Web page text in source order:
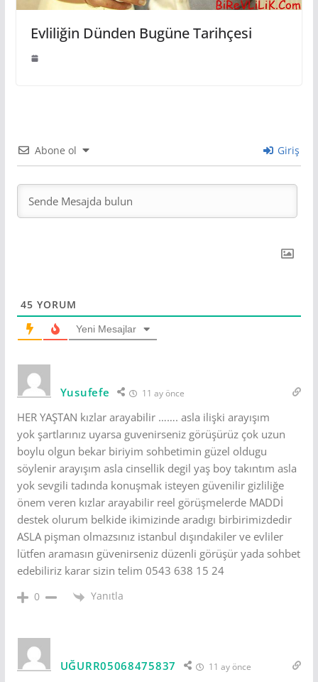
Evliliğin Dünden Bugüne Tarihçesi
Abone ol Giriş
45 YORUM
Yeni Mesajlar
Yusufefe 11 ay önce
HER YAŞTAN kızlar arayabilir ……. asla ilişki arayışım
yok şartlarınız uyarsa guvenirseniz görüşürüz çok uzun
boylu olgun bekar biriyim sohbetimin güzel oldugu
söylenir arayışım asla cinsellik degil yaş boy takıntım asla
yok sevgili tadında konuşmak isteyen güvenilir gizliliğe
önem veren kızlar arayabilir reel görüşmelerde MADDİ
destek olurum belkide ikimizinde aradıgı birbirimizdedir
ASLA pişman olmazsınız istanbul dışındakiler ve evliler
lütfen aramasın güvenirseniz düzenli görüşür yada sohbet
edebiliriz karar sizin telim 0543 638 15 24
0 Yanıtla
UĞURR05068475837 11 ay önce